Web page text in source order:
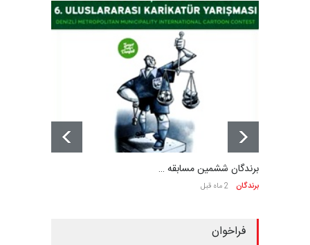
برندگان ششمین مسابقه …
برندگان 2 ماه قبل
فراخوان